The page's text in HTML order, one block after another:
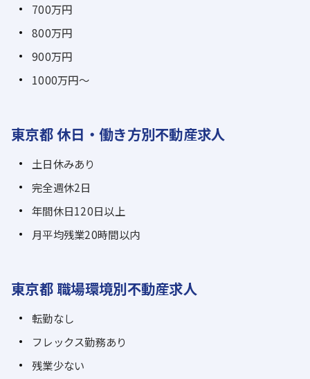
700万円
800万円
900万円
1000万円～
東京都 休日・働き方別不動産求人
土日休みあり
完全週休2日
年間休日120日以上
月平均残業20時間以内
東京都 職場環境別不動産求人
転勤なし
フレックス勤務あり
残業少ない